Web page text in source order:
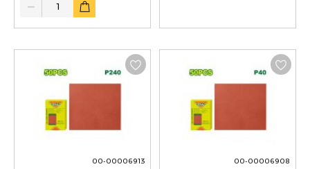
00-00006913 00-00006908